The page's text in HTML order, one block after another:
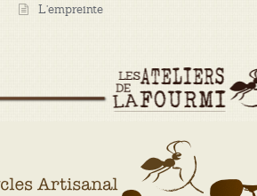
L’empreinte